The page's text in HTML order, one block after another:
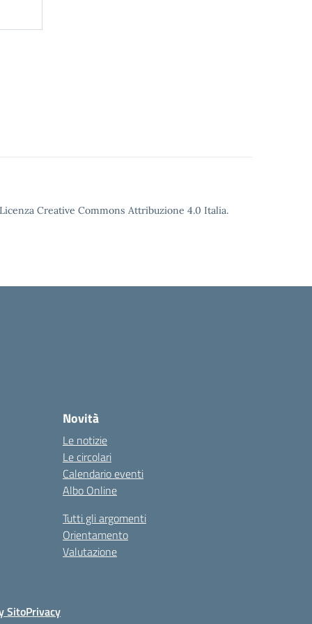
Creative Commons Attribuzione 4.0 Italia.
Novità
Le notizie
Le circolari
Calendario eventi
Albo Online
Tutti gli argomenti
Orientamento
Valutazione
SitoPrivacy